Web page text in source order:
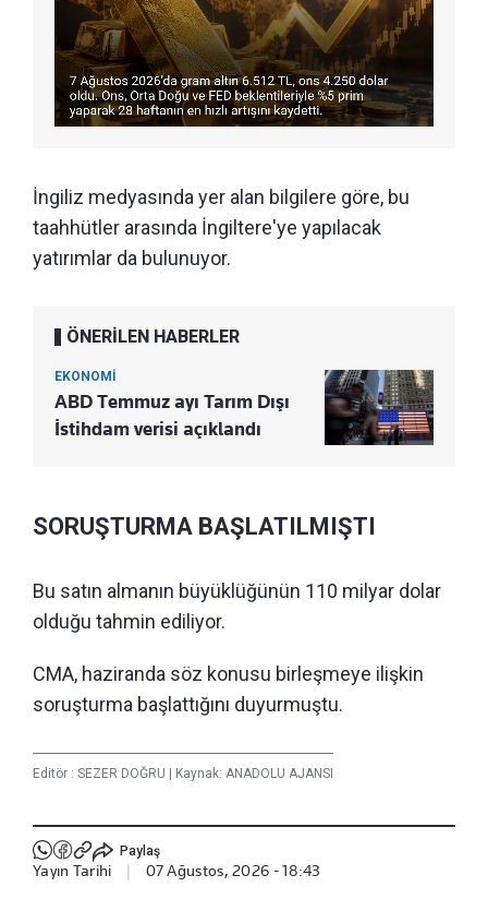
İngiliz medyasında yer alan bilgilere göre, bu
taahhütler arasında İngiltere'ye yapılacak
yatırımlar da bulunuyor.
ÖNERİLEN HABERLER
EKONOMİ
ABD Temmuz ayı Tarım Dışı
İstihdam verisi açıklandı
SORUŞTURMA BAŞLATILMIŞTI
Bu satın almanın büyüklüğünün 110 milyar dolar
olduğu tahmin ediliyor.
CMA, haziranda söz konusu birleşmeye ilişkin
soruşturma başlattığını duyurmuştu.
Editör : SEZER DOĞRU | Kaynak: ANADOLU AJANSI
Paylaş
Yayın Tarihi 07 Ağustos, 2026 - 18:43